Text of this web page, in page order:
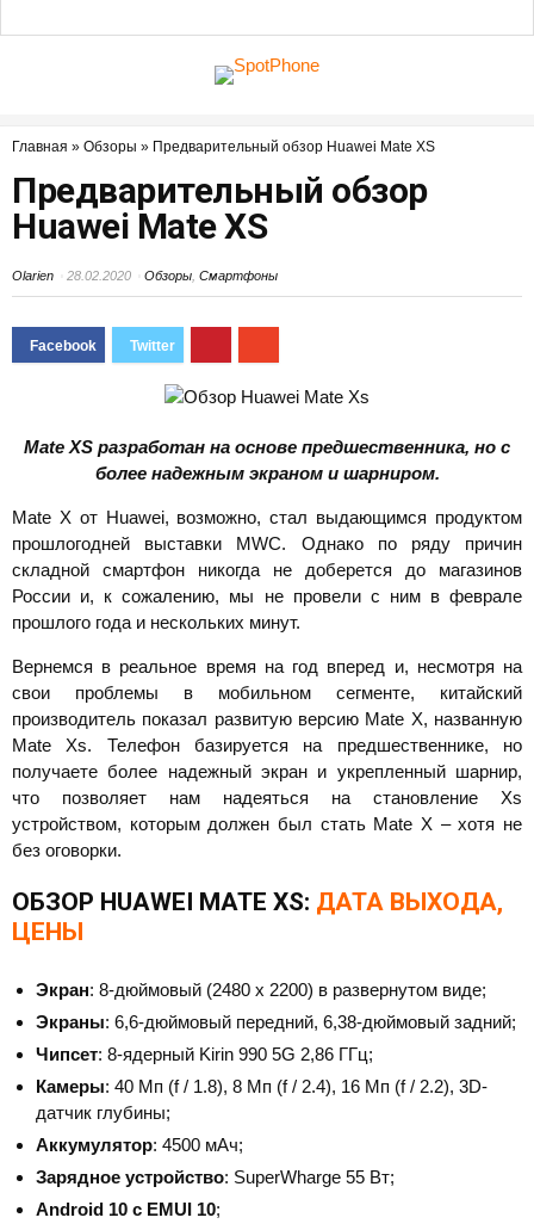
Главная » Обзоры » Предварительный обзор Huawei Mate XS
Предварительный обзор
Huawei Mate XS
Olarien 28.02.2020 Обзоры Смартфоны
Mate XS разработан на основе предшественника, но с
более надежным экраном и шарниром.
Mate X от Huawei, возможно, стал выдающимся продуктом
прошлогодней выставки MWC. Однако по ряду причин
складной смартфон никогда не доберется до магазинов
России и, к сожалению, мы не провели с ним в феврале
прошлого года и нескольких минут.
Вернемся в реальное время на год вперед и, несмотря на
свои проблемы в мобильном сегменте, китайский
производитель показал развитую версию Mate X, названную
Mate Xs. Телефон базируется на предшественнике, но
получаете более надежный экран и укрепленный шарнир,
что позволяет нам надеяться на становление Xs
устройством, которым должен был стать Mate X – хотя не
без оговорки.
ОБЗОР HUAWEI MATE XS: ДАТА ВЫХОДА,
ЦЕНЫ
Экран: 8-дюймовый (2480 х 2200) в развернутом виде;
Экраны: 6,6-дюймовый передний, 6,38-дюймовый задний;
Чипсет: 8-ядерный Kirin 990 5G 2,86 ГГц;
Камеры: 40 Мп (f / 1.8), 8 Мп (f / 2.4), 16 Мп (f / 2.2), 3D-
датчик глубины;
Аккумулятор: 4500 мАч;
Зарядное устройство: SuperWharge 55 Вт;
Android 10 с EMUI 10;